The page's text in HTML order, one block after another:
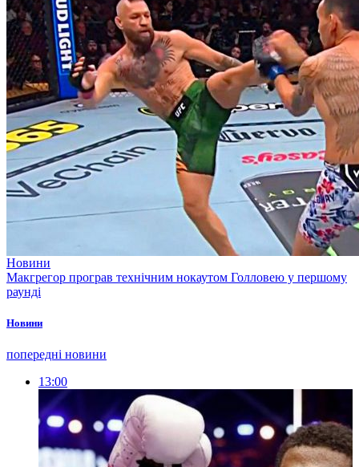
Новини
Макгрегор програв технічним нокаутом Голловею у першому
раунді
Новини
попередні новини
13:00